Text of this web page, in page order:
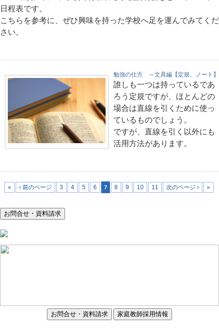
日程表です。
こちらを参考に、ぜひ興味を持った学校へ足を運んでみてくだ
さい。
勉強の仕方 ～文具編【定規、ノート】
誰しも一つは持っているであ
ろう定規ですが、ほとんどの
場合は直線を引くために使っ
ているものでしょう。
ですが、直線を引く以外にも
活用方法があります。
« ‹ 前のページ 3 4 5 6 7 8 9 10 11 次のページ › »
お問合せ・資料請求
お問合せ・資料請求 家庭教師採用情報